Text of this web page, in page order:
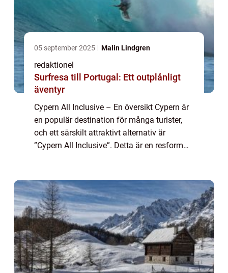
05 september 2025 Malin Lindgren
redaktionel
Surfresa till Portugal: Ett outplånligt
äventyr
Cypern All Inclusive – En översikt Cypern är
en populär destination för många turister,
och ett särskilt attraktivt alternativ är
”Cypern All Inclusive”. Detta är en resform